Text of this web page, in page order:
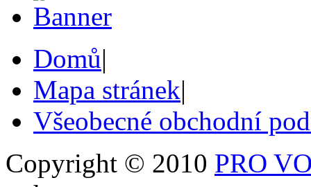
Domů|
Mapa stránek|
Všeobecné obchodní
Copyright © 2010 PRO